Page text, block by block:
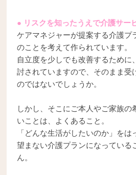
● リスクを知ったうえで介護サー
ケアマネジャーが提案する介護プ
のことを考えて作られています。
自立度を少しでも改善するために
討されていますので、そのまま受
のではないでしょうか。
しかし、そこにご本人やご家族の
いことは、よくあること。
「どんな生活がしたいのか」をは
望まない介護プランになっている
ん。